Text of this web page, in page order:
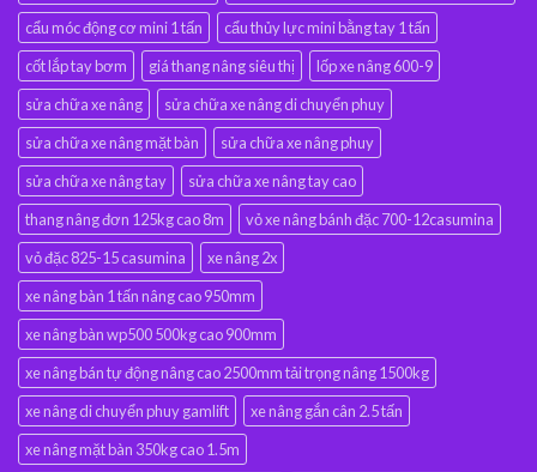
cẩu móc động cơ mini 1 tấn
cẩu thủy lực mini bằng tay 1 tấn
cốt lắp tay bơm
giá thang nâng siêu thị
lốp xe nâng 600-9
sửa chữa xe nâng
sửa chữa xe nâng di chuyển phuy
sửa chữa xe nâng mặt bàn
sửa chữa xe nâng phuy
sửa chữa xe nâng tay
sửa chữa xe nâng tay cao
thang nâng đơn 125kg cao 8m
vỏ xe nâng bánh đặc 700-12casumina
vỏ đặc 825-15 casumina
xe nâng 2x
xe nâng bàn 1 tấn nâng cao 950mm
xe nâng bàn wp500 500kg cao 900mm
xe nâng bán tự động nâng cao 2500mm tải trọng nâng 1500kg
xe nâng di chuyển phuy gamlift
xe nâng gắn cân 2.5 tấn
xe nâng mặt bàn 350kg cao 1.5m